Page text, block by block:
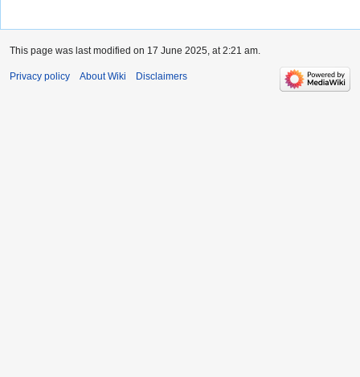
This page was last modified on 17 June 2025, at 2:21 am.
Privacy policy About Wiki Disclaimers